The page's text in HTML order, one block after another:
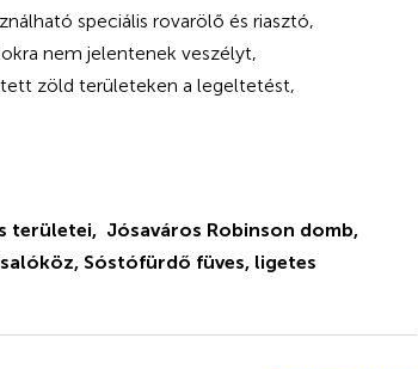
speciális rovarölő és riasztó,
nem jelentenek veszélyt,
zöld területeken a legeltetést,
területei, Jósaváros Robinson domb,
Sóstófürdő füves, ligetes